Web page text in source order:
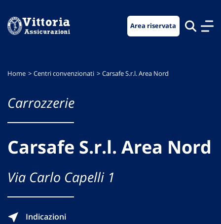
menu
contenuto
footer
Area riservata
Home Centri convenzionati Carsafe S.r.l. Area Nord
Carrozzerie
Carsafe S.r.l. Area Nord
Via Carlo Capelli 1
Indicazioni